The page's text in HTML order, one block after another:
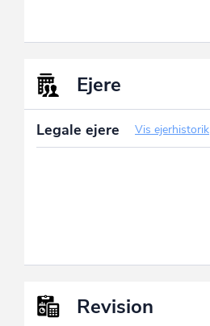
Ejere
Legale ejere Vis ejerhistorik
Revision